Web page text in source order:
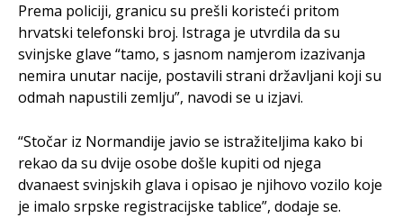
Prema policiji, granicu su prešli koristeći pritom
hrvatski telefonski broj. Istraga je utvrdila da su
svinjske glave “tamo, s jasnom namjerom izazivanja
nemira unutar nacije, postavili strani državljani koji su
odmah napustili zemlju”, navodi se u izjavi.
“Stočar iz Normandije javio se istražiteljima kako bi
rekao da su dvije osobe došle kupiti od njega
dvanaest svinjskih glava i opisao je njihovo vozilo koje
je imalo srpske registracijske tablice”, dodaje se.